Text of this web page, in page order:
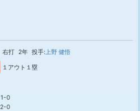
右打 2年 投手:上野 健悟
１アウト１塁
1-0
2-0